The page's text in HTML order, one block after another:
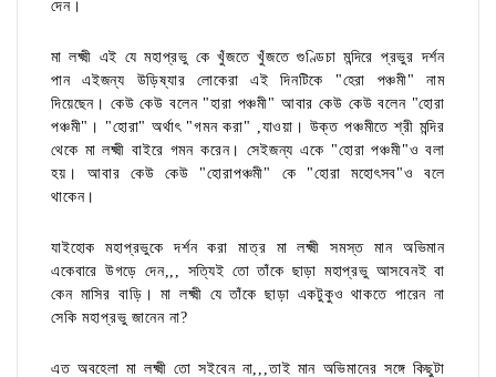
দেন।
মা লক্ষ্মী এই যে মহাপ্রভু কে খুঁজতে খুঁজতে গুণ্ডিচা মন্দিরে প্রভুর দর্শন
পান এইজন্য উড়িষ্যার লোকেরা এই দিনটিকে "হেরা পঞ্চমী" নাম
দিয়েছেন। কেউ কেউ বলেন "হারা পঞ্চমী" আবার কেউ কেউ বলেন "হোরা
পঞ্চমী"। "হোরা" অর্থাৎ "গমন করা" ,যাওয়া। উক্ত পঞ্চমীতে শ্রী মন্দির
থেকে মা লক্ষ্মী বাইরে গমন করেন। সেইজন্য একে "হোরা পঞ্চমী"ও বলা
হয়। আবার কেউ কেউ "হোরাপঞ্চমী" কে "হোরা মহোৎসব"ও বলে
থাকেন।
যাইহোক মহাপ্রভুকে দর্শন করা মাত্র মা লক্ষ্মী সমস্ত মান অভিমান
একেবারে উগড়ে দেন,,, সত্যিই তো তাঁকে ছাড়া মহাপ্রভু আসবেনই বা
কেন মাসির বাড়ি। মা লক্ষ্মী যে তাঁকে ছাড়া একটুকুও থাকতে পারেন না
সেকি মহাপ্রভু জানেন না?
এত অবহেলা মা লক্ষ্মী তো সইবেন না,,,তাই মান অভিমানের সঙ্গে কিছুটা